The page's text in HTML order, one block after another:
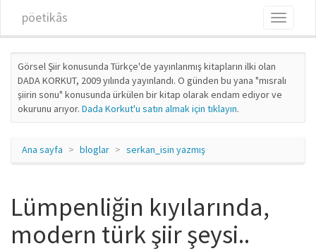
pöetikâs
Toggle
Görsel Şiir konusunda Türkçe'de yayınlanmış kitapların ilki olan
DADA KORKUT, 2009 yılında yayınlandı. O günden bu yana "mısralı
şiirin sonu" konusunda ürkülen bir kitap olarak endam ediyor ve
okurunu arıyor. Dada Korkut'u satın almak için tıklayın.
Ana sayfa bloglar serkan_isin yazmış
Lümpenliğin kıyılarında,
modern türk şiir şeysi..